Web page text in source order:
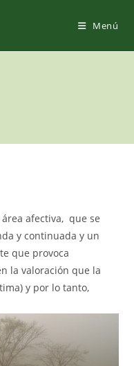
Menú
afectiva, que se
y continuada y un
que provoca
la valoración que la
y por lo tanto,